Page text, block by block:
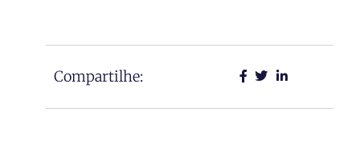
Compartilhe: